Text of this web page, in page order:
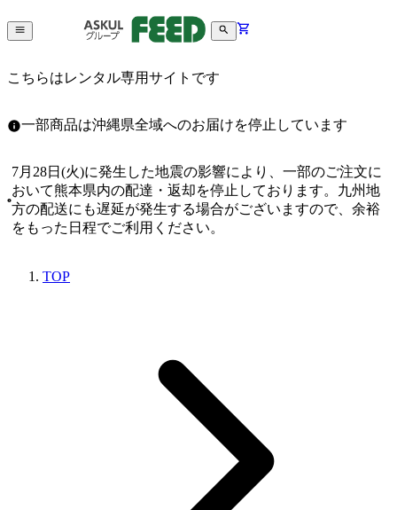
こちらはレンタル専用サイトです
一部商品は沖縄県全域へのお届けを停止しています
7月28日(火)に発生した地震の影響により、一部のご注文に
おいて熊本県内の配達・返却を停止しております。九州地
方の配送にも遅延が発生する場合がございますので、余裕
をもった日程でご利用ください。
TOP